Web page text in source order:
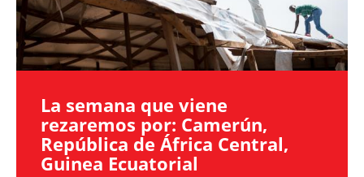
La semana que viene
rezaremos por: Camerún,
República de África Central,
Guinea Ecuatorial